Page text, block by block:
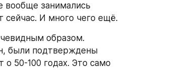
вообще занимались
сейчас. И много чего ещё.
образом.
были подтверждены
о 50-100 годах. Это само